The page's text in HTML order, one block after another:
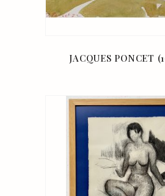
JACQUES PONCET